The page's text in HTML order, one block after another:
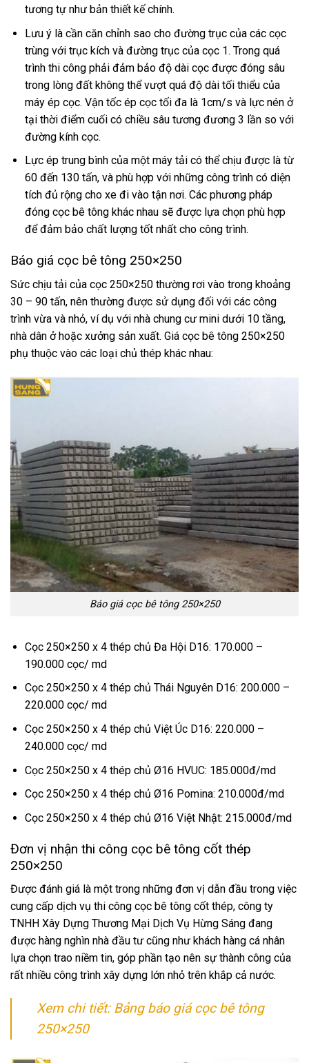
tương tự như bản thiết kế chính.
Lưu ý là cần căn chỉnh sao cho đường trục của các cọc
trùng với trục kích và đường trục của cọc 1. Trong quá
trình thi công phải đảm bảo độ dài cọc được đóng sâu
trong lòng đất không thể vượt quá độ dài tối thiểu của
máy ép cọc. Vận tốc ép cọc tối đa là 1cm/s và lực nén ở
tại thời điểm cuối có chiều sâu tương đương 3 lần so với
đường kính cọc.
Lực ép trung bình của một máy tải có thể chịu được là từ
60 đến 130 tấn, và phù hợp với những công trình có diện
tích đủ rộng cho xe đi vào tận nơi. Các phương pháp
đóng cọc bê tông khác nhau sẽ được lựa chọn phù hợp
để đảm bảo chất lượng tốt nhất cho công trình.
Báo giá cọc bê tông 250×250
Sức chịu tải của cọc 250×250 thường rơi vào trong khoảng
30 – 90 tấn, nên thường được sử dụng đối với các công
trình vừa và nhỏ, ví dụ với nhà chung cư mini dưới 10 tầng,
nhà dân ở hoặc xưởng sản xuất. Giá cọc bê tông 250×250
phụ thuộc vào các loại chủ thép khác nhau:
Báo giá cọc bê tông 250×250
Cọc 250×250 x 4 thép chủ Đa Hội D16: 170.000 –
190.000 cọc/ md
Cọc 250×250 x 4 thép chủ Thái Nguyên D16: 200.000 –
220.000 cọc/ md
Cọc 250×250 x 4 thép chủ Việt Úc D16: 220.000 –
240.000 cọc/ md
Cọc 250×250 x 4 thép chủ Ø16 HVUC: 185.000đ/md
Cọc 250×250 x 4 thép chủ Ø16 Pomina: 210.000đ/md
Cọc 250×250 x 4 thép chủ Ø16 Việt Nhật: 215.000đ/md
Đơn vị nhận thi công cọc bê tông cốt thép
250×250
Được đánh giá là một trong những đơn vị dẫn đầu trong việc
cung cấp dịch vụ thi công cọc bê tông cốt thép, công ty
TNHH Xây Dựng Thương Mại Dịch Vụ Hừng Sáng đang
được hàng nghìn nhà đầu tư cũng như khách hàng cá nhân
lựa chọn trao niềm tin, góp phần tạo nên sự thành công của
rất nhiều công trình xây dựng lớn nhỏ trên khắp cả nước.
Xem chi tiết: Bảng báo giá cọc bê tông
250×250